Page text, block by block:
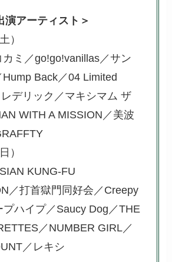
演アーティスト＞
）
ミ／go!go!vanillas／サン
Back／04 Limited
デリック／マキシマム ザ
WITH A MISSION／美波
）
KUNG-FU
／打首獄門同好会／Creepy
プハイプ／Saucy Dog／THE
／NUMBER GIRL／
／レキシ